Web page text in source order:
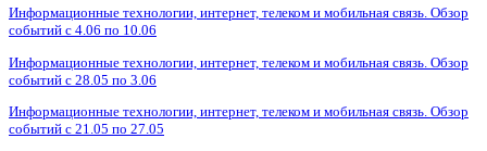
Информационные технологии, интернет, телеком и мобильная связь. Обзор
событий с 4.06 по 10.06
Информационные технологии, интернет, телеком и мобильная связь. Обзор
событий с 28.05 по 3.06
Информационные технологии, интернет, телеком и мобильная связь. Обзор
событий с 21.05 по 27.05